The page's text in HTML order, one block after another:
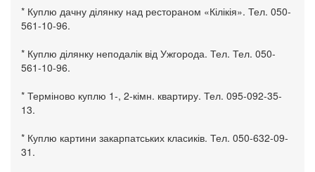
* Куплю дачну ділянку над рестораном «Кілікія». Тел. 050-
561-10-96.
* Куплю ділянку неподалік від Ужгорода. Тел. Тел. 050-
561-10-96.
* Терміново куплю 1-, 2-кімн. квартиру. Тел. 095-092-35-
13.
* Куплю картини закарпатських класиків. Тел. 050-632-09-
31.